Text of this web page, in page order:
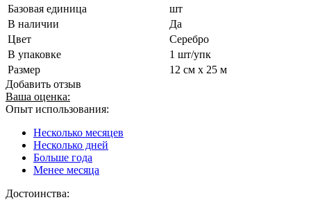
Базовая единица
шт
В наличии
Да
Цвет
Серебро
В упаковке
1 шт/упк
Размер
12 см х 25 м
Добавить отзыв
Ваша оценка:
Опыт использования:
Несколько месяцев
Несколько дней
Больше года
Менее месяца
Достоинства: